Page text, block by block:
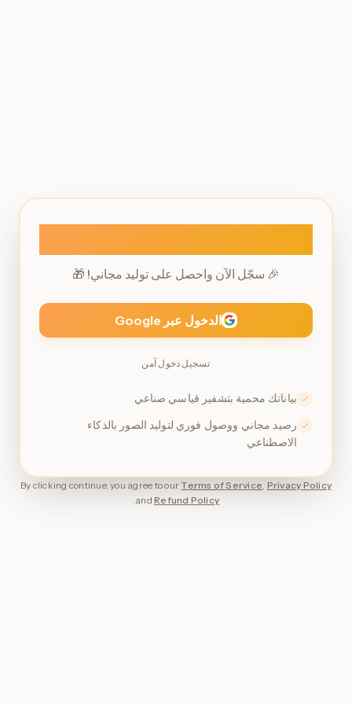
🎉 سجّل الآن واحصل على توليد مجاني! 🎁
الدخول عبر Google
تسجيل دخول آمن
بياناتك محمية بتشفير قياسي صناعي
رصيد مجاني ووصول فوري لتوليد الصور بالذكاء
الاصطناعي
By clicking continue, you agree to our Terms of Service, Privacy Policy
and Refund Policy
.